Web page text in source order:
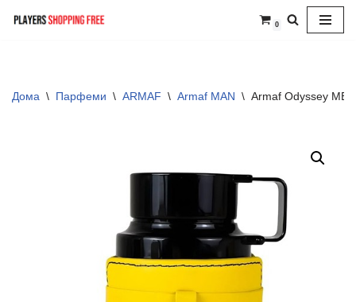
0
Дома \ Парфеми \ ARMAF \ Armaf MAN \ Armaf Odyssey